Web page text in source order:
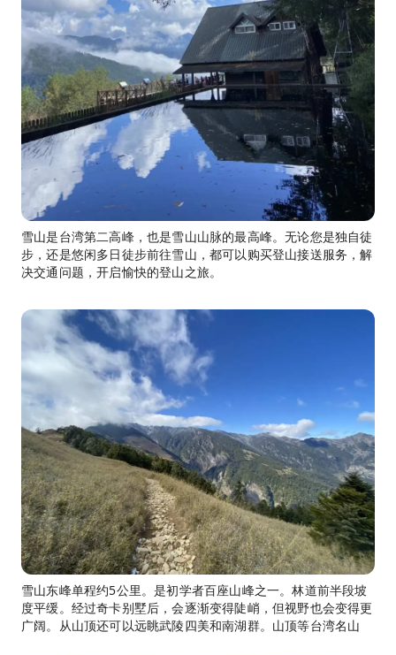
雪山是台湾第二高峰，也是雪山山脉的最高峰。无论您是独自徒
步，还是悠闲多日徒步前往雪山，都可以购买登山接送服务，解
决交通问题，开启愉快的登山之旅。
雪山东峰单程约5公里。是初学者百座山峰之一。林道前半段坡
度平缓。经过奇卡别墅后，会逐渐变得陡峭，但视野也会变得更
广阔。从山顶还可以远眺武陵四美和南湖群。山顶等台湾名山